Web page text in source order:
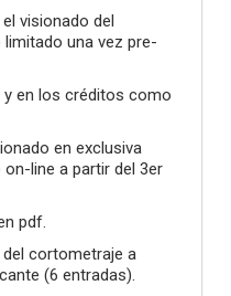
visionado del
una vez pre-
en los créditos como
en exclusiva
line a partir del 3er
pdf.
cortometraje a
(6 entradas).